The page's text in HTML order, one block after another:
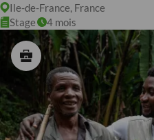
Ile-de-France, France
Stage
4 mois